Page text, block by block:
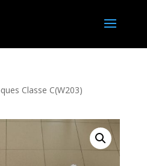
Classe C(W203)